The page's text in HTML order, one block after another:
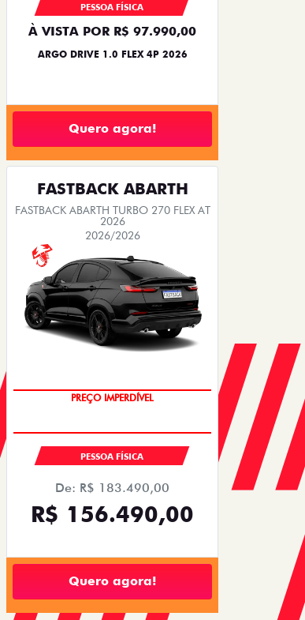
PESSOA FÍSICA
À VISTA POR R$ 97.990,00
ARGO DRIVE 1.0 FLEX 4P 2026
Quero agora!
FASTBACK ABARTH
FASTBACK ABARTH TURBO 270 FLEX AT
2026
2026/2026
SAIA DE FIAT 0KM
PESSOA FÍSICA
De: R$ 183.490,00
R$ 156.490,00
Quero agora!